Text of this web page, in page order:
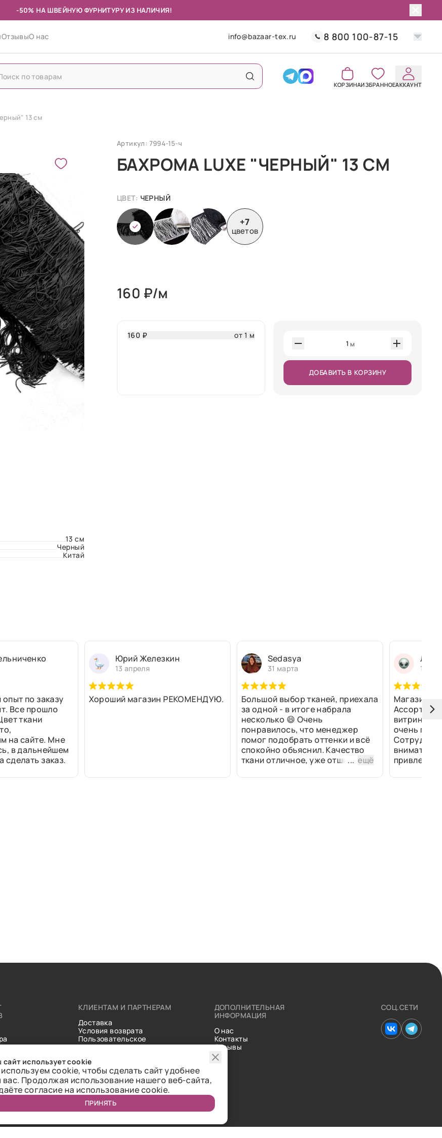
-50% НА ШВЕЙНУЮ ФУРНИТУРУ ИЗ НАЛИЧИЯ!
ОтзывыО нас info@bazaar-tex.ru 8 800 100-87-15
КОРЗИНАИЗБРАННОЕАККАУНТ
13 см
Артикул: 7994-15-ч
БАХРОМА LUXE "ЧЕРНЫЙ" 13 СМ
ЦВЕТ: ЧЕРНЫЙ
+7
цветов
160 ₽/м
160 ₽ от 1 м
1 м
ДОБАВИТЬ В КОРЗИНУ
13 см
Черный
Китай
по заказу
Все прошло
ткани
на сайте. Мне
в дальнейшем
сделать заказ.
Юрий Железкин
13 апреля
Хороший магазин РЕКОМЕНДУЮ.
Sedasya
31 марта
Большой выбор тканей, приехала
за одной - в итоге набрала
несколько 😄 Очень
понравилось, что менеджер
помог подобрать оттенки и всё
спокойно объяснил. Качество
ткани отличное, уже отшили...ещё
13
Магазин
витринах
очень
привлек
рулоны
КЛИЕНТАМ И ПАРТНЕРАМ
Доставка
Условия возврата
Пользовательское
соглашение
Статьи
ДОПОЛНИТЕЛЬНАЯ
ИНФОРМАЦИЯ
О нас
Контакты
Отзывы
СОЦ.СЕТИ
сайт использует cookie
cookie, чтобы сделать сайт удобнее
вас. Продолжая использование нашего веб-сайта,
согласие на использование cookie.
ПРИНЯТЬ